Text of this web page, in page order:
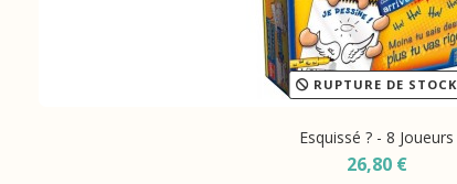
RUPTURE DE STOCK
Esquissé ? - 8 Joueurs
26,80 €